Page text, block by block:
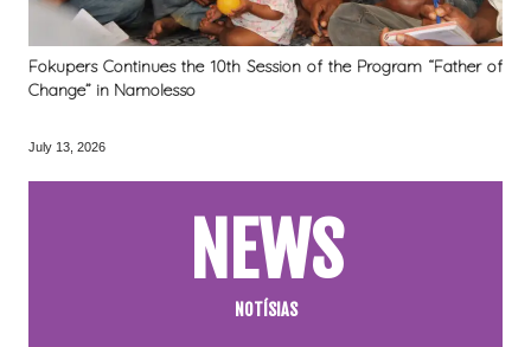
Fokupers Continues the 10th Session of the Program “Father of
Change” in Namolesso
July 13, 2026
NEWS
NOTÍSIAS